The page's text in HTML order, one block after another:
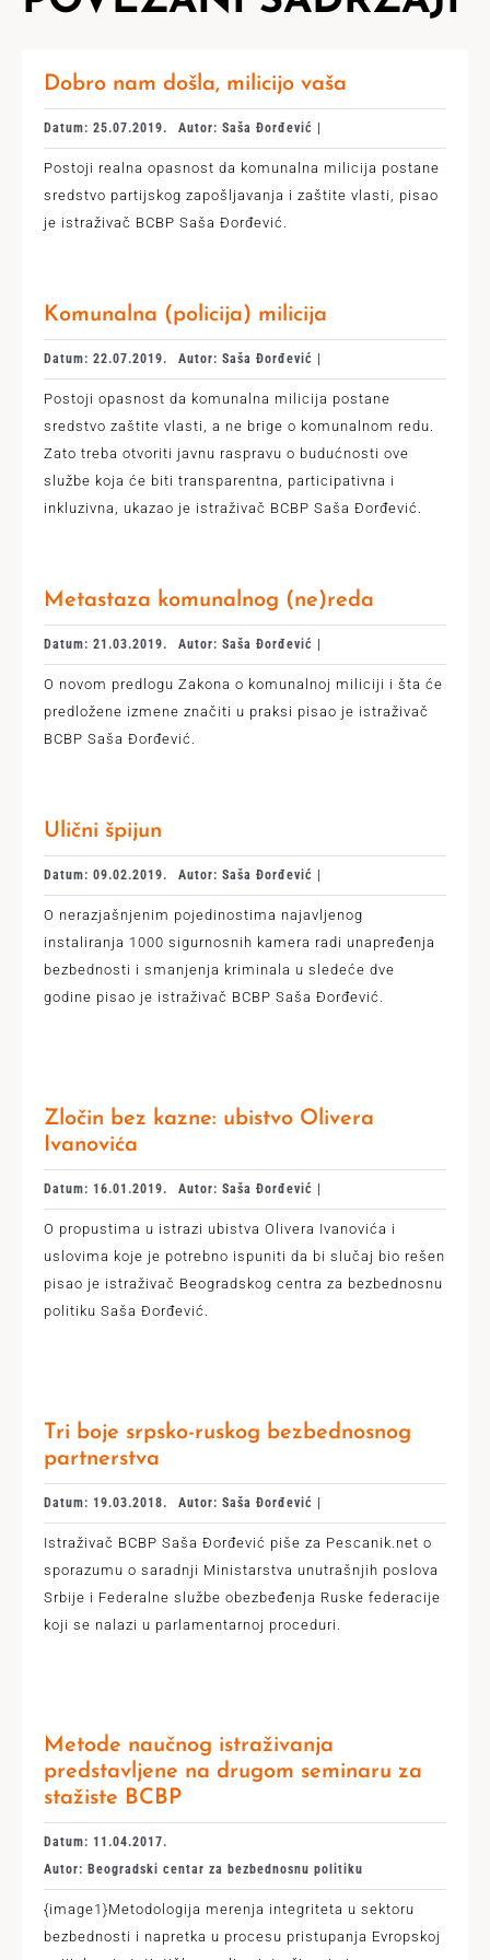
Dobro nam došla, milicijo vaša
Datum: 25.07.2019. Autor: Saša Đorđević |
Postoji realna opasnost da komunalna milicija postane
sredstvo partijskog zapošljavanja i zaštite vlasti, pisao
je istraživač BCBP Saša Đorđević.
Komunalna (policija) milicija
Datum: 22.07.2019. Autor: Saša Đorđević |
Postoji opasnost da komunalna milicija postane
sredstvo zaštite vlasti, a ne brige o komunalnom redu.
Zato treba otvoriti javnu raspravu o budućnosti ove
službe koja će biti transparentna, participativna i
inkluzivna, ukazao je istraživač BCBP Saša Đorđević.
Metastaza komunalnog (ne)reda
Datum: 21.03.2019. Autor: Saša Đorđević |
O novom predlogu Zakona o komunalnoj miliciji i šta će
predložene izmene značiti u praksi pisao je istraživač
BCBP Saša Đorđević.
Ulični špijun
Datum: 09.02.2019. Autor: Saša Đorđević |
O nerazjašnjenim pojedinostima najavljenog
instaliranja 1000 sigurnosnih kamera radi unapređenja
bezbednosti i smanjenja kriminala u sledeće dve
godine pisao je istraživač BCBP Saša Đorđević.
Zločin bez kazne: ubistvo Olivera
Ivanovića
Datum: 16.01.2019. Autor: Saša Đorđević |
O propustima u istrazi ubistva Olivera Ivanovića i
uslovima koje je potrebno ispuniti da bi slučaj bio rešen
pisao je istraživač Beogradskog centra za bezbednosnu
politiku Saša Đorđević.
Tri boje srpsko-ruskog bezbednosnog
partnerstva
Datum: 19.03.2018. Autor: Saša Đorđević |
Istraživač BCBP Saša Đorđević piše za Pescanik.net o
sporazumu o saradnji Ministarstva unutrašnjih poslova
Srbije i Federalne službe obezbeđenja Ruske federacije
koji se nalazi u parlamentarnoj proceduri.
Metode naučnog istraživanja
predstavljene na drugom seminaru za
stažiste BCBP
Datum: 11.04.2017.
Autor: Beogradski centar za bezbednosnu politiku
{image1}Metodologija merenja integriteta u sektoru
bezbednosti i napretka u procesu pristupanja Evropskoj